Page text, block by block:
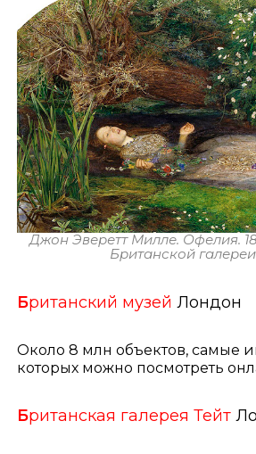
Джон Эверетт Милле. Офелия.
Британской
Британский музей Лондон
Около 8 млн объектов, самые
которых можно посмотреть
Британская галерея Тейт